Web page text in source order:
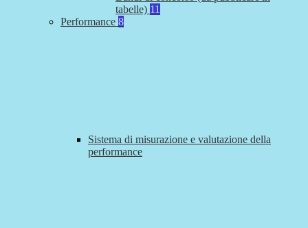
tabelle) 11
Performance 8
Sistema di misurazione e valutazione della
performance